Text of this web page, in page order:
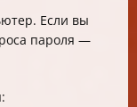
Если вы
пароля —